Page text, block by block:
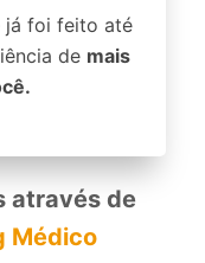
já foi feito até
de mais
através de
Médico